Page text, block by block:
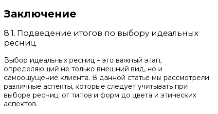
Заключение
8.1. Подведение итогов по выбору идеальных
ресниц
Выбор идеальных ресниц – это важный этап,
определяющий не только внешний вид, но и
самоощущение клиента. В данной статье мы рассмотрели
различные аспекты, которые следует учитывать при
выборе ресниц: от типов и форм до цвета и этических
аспектов.